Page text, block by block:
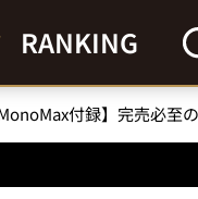
RANKING